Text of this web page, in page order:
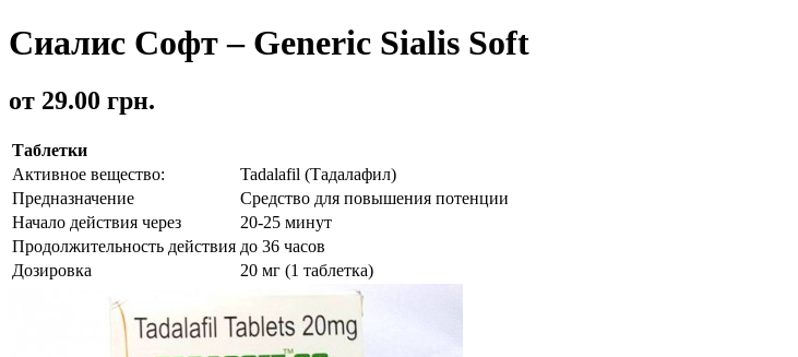
Сиалис Софт – Generic Sialis Soft
от 29.00 грн.
Таблетки
Активное вещество:
Tadalafil (Тадалафил)
Предназначение
Средство для повышения потенции
Начало действия через
20-25 минут
Продолжительность действия до 36 часов
Дозировка
20 мг (1 таблетка)